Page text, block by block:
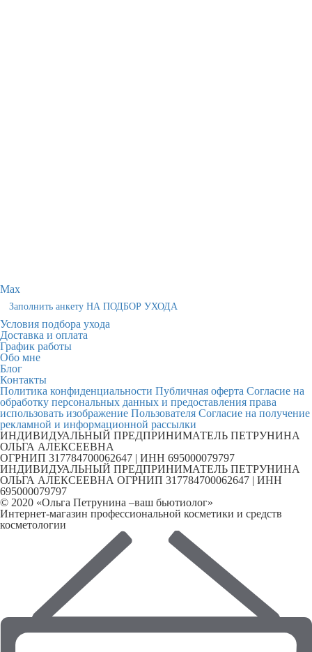
Max
Заполнить анкету НА ПОДБОР УХОДА
Условия подбора ухода
Доставка и оплата
График работы
Обо мне
Блог
Контакты
Политика конфиденциальности Публичная оферта Согласие на
обработку персональных данных и предоставления права
использовать изображение Пользователя Согласие на получение
рекламной и информационной рассылки
ИНДИВИДУАЛЬНЫЙ ПРЕДПРИНИМАТЕЛЬ ПЕТРУНИНА
ОЛЬГА АЛЕКСЕЕВНА
ОГРНИП 317784700062647 | ИНН 695000079797
ИНДИВИДУАЛЬНЫЙ ПРЕДПРИНИМАТЕЛЬ ПЕТРУНИНА
ОЛЬГА АЛЕКСЕЕВНА ОГРНИП 317784700062647 | ИНН
695000079797
© 2020 «Ольга Петрунина –ваш бьютиолог»
Интернет-магазин профессиональной косметики и средств
косметологии